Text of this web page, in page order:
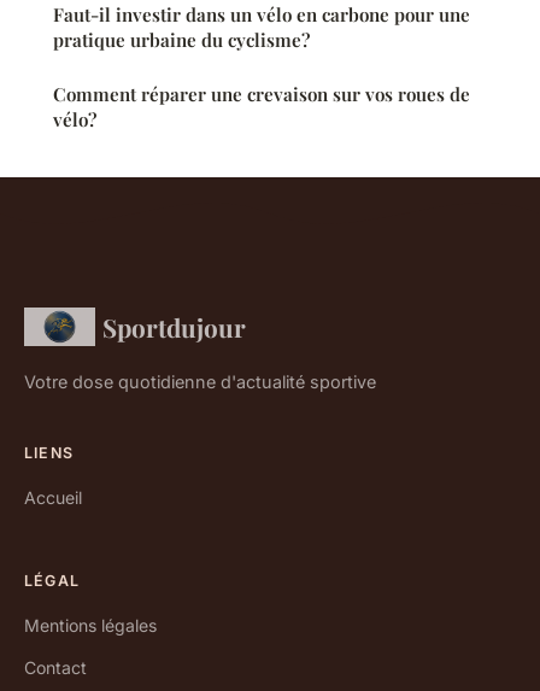
Faut-il investir dans un vélo en carbone pour une
pratique urbaine du cyclisme?
Comment réparer une crevaison sur vos roues de
vélo?
Sportdujour
Votre dose quotidienne d'actualité sportive
LIENS
Accueil
LÉGAL
Mentions légales
Contact